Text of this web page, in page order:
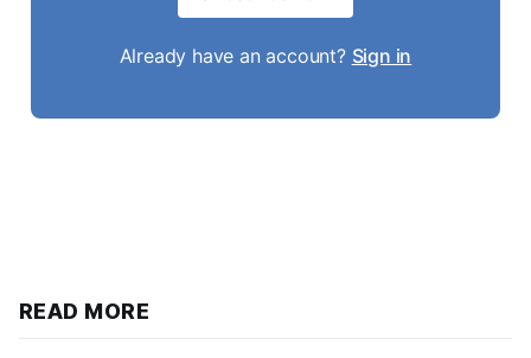
Already have an account? Sign in
READ MORE